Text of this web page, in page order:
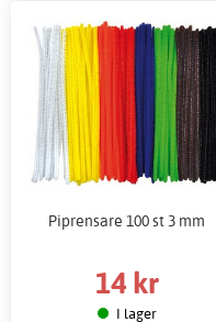
Piprensare 100 st 3 mm
14 kr
I lager